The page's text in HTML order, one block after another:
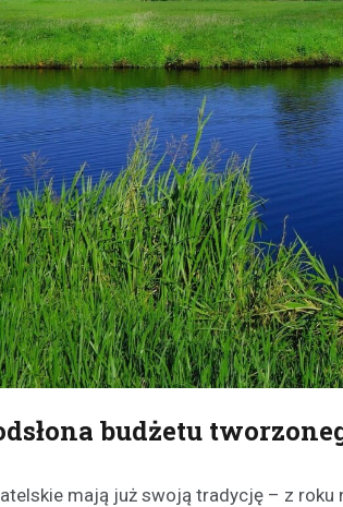
budżetu
mają już swoją tradycję – z